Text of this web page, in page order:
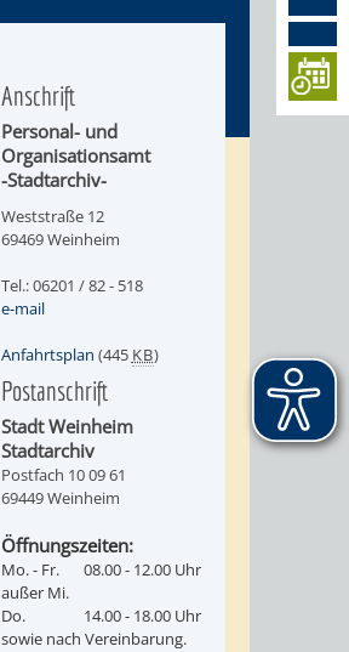
Anschrift
Personal- und
Organisationsamt
-Stadtarchiv-
Weststraße 12
69469 Weinheim
Tel.: 06201 / 82 - 518
e-mail
Anfahrtsplan (445 KB)
Postanschrift
Stadt Weinheim
Stadtarchiv
Postfach 10 09 61
69449 Weinheim
Öffnungszeiten:
Mo. - Fr.
außer Mi.
08.00 - 12.00 Uhr
Do.
14.00 - 18.00 Uhr
sowie nach Vereinbarung.